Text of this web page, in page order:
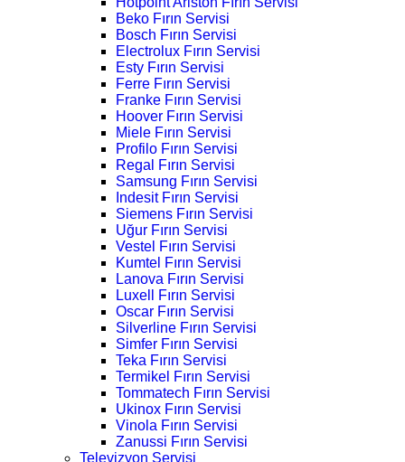
Beko Fırın Servisi
Bosch Fırın Servisi
Electrolux Fırın Servisi
Esty Fırın Servisi
Ferre Fırın Servisi
Franke Fırın Servisi
Hoover Fırın Servisi
Miele Fırın Servisi
Profilo Fırın Servisi
Regal Fırın Servisi
Samsung Fırın Servisi
Indesit Fırın Servisi
Siemens Fırın Servisi
Uğur Fırın Servisi
Vestel Fırın Servisi
Kumtel Fırın Servisi
Lanova Fırın Servisi
Luxell Fırın Servisi
Oscar Fırın Servisi
Silverline Fırın Servisi
Simfer Fırın Servisi
Teka Fırın Servisi
Termikel Fırın Servisi
Tommatech Fırın Servisi
Ukinox Fırın Servisi
Vinola Fırın Servisi
Zanussi Fırın Servisi
Televizyon Servisi